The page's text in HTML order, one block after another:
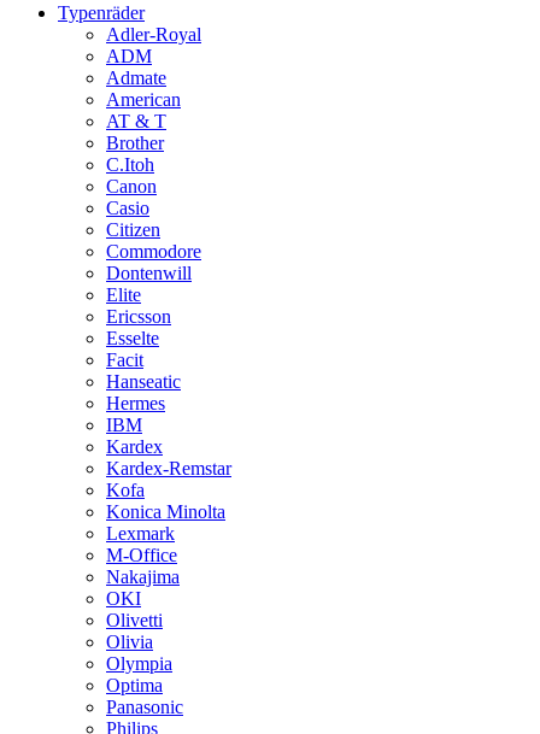
Typenräder
Adler-Royal
ADM
Admate
American
AT & T
Brother
C.Itoh
Canon
Casio
Citizen
Commodore
Dontenwill
Elite
Ericsson
Esselte
Facit
Hanseatic
Hermes
IBM
Kardex
Kardex-Remstar
Kofa
Konica Minolta
Lexmark
M-Office
Nakajima
OKI
Olivetti
Olivia
Olympia
Optima
Panasonic
Philips